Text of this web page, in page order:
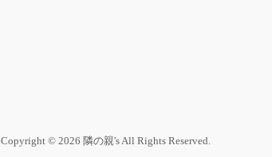
Copyright © 2026 隣の親's All Rights Reserved.